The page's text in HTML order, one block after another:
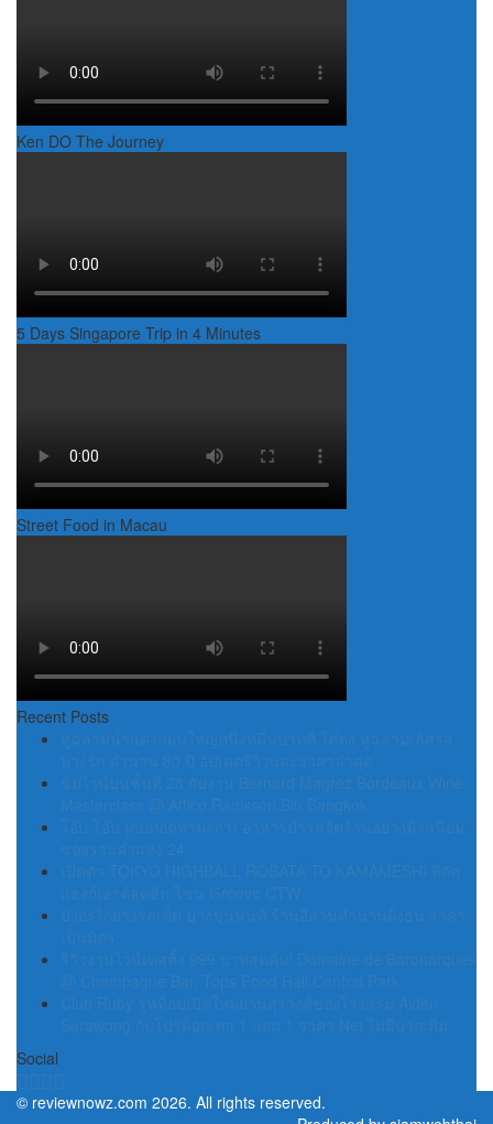
Ken DO The Journey
5 Days Singapore Trip in 4 Minutes
Street Food in Macau
Recent Posts
Social
© reviewnowz.com 2026. All rights reserved.